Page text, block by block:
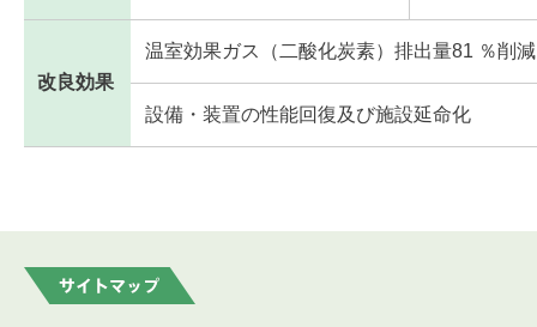
改良効果
温室効果ガス（二酸化炭素）排出量81 ％削減
設備・装置の性能回復及び施設延命化